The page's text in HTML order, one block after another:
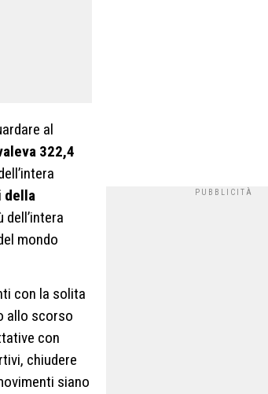
al
322,4
della
mondo
con la solita
allo scorso
con
chiudere
siano